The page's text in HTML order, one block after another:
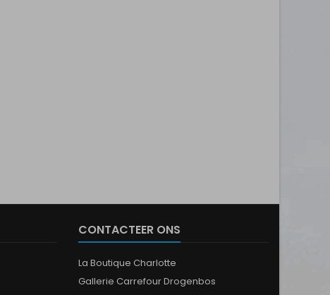
CONTACTEER ONS
La Boutique Charlotte
Gallerie Carrefour Drogenbos